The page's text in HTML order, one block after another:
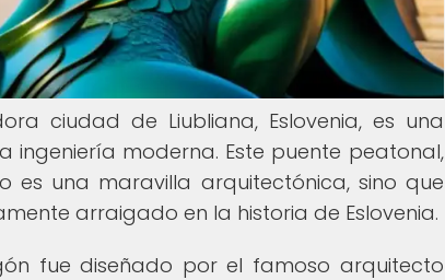
ciudad de Liubliana, Eslovenia, es una
moderna. Este puente peatonal,
es una maravilla arquitectónica, sino que
arraigado en la historia de Eslovenia.
fue diseñado por el famoso arquitecto